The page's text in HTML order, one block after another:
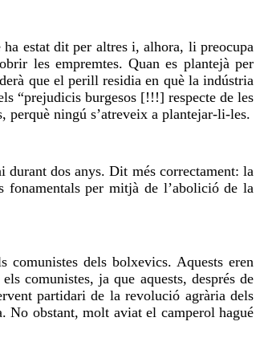
ha estat dit per altres i, alhora, li preocupa
les empremtes. Quan es plantejà per
que el perill residia en què la indústria
“prejudicis burgesos [!!!] respecte de les
perquè ningú s’atreveix a plantejar-li-les.
durant dos anys. Dit més correctament: la
fonamentals per mitjà de l’abolició de la
comunistes dels bolxevics. Aquests eren
comunistes, ja que aquests, després de
partidari de la revolució agrària dels
No obstant, molt aviat el camperol hagué